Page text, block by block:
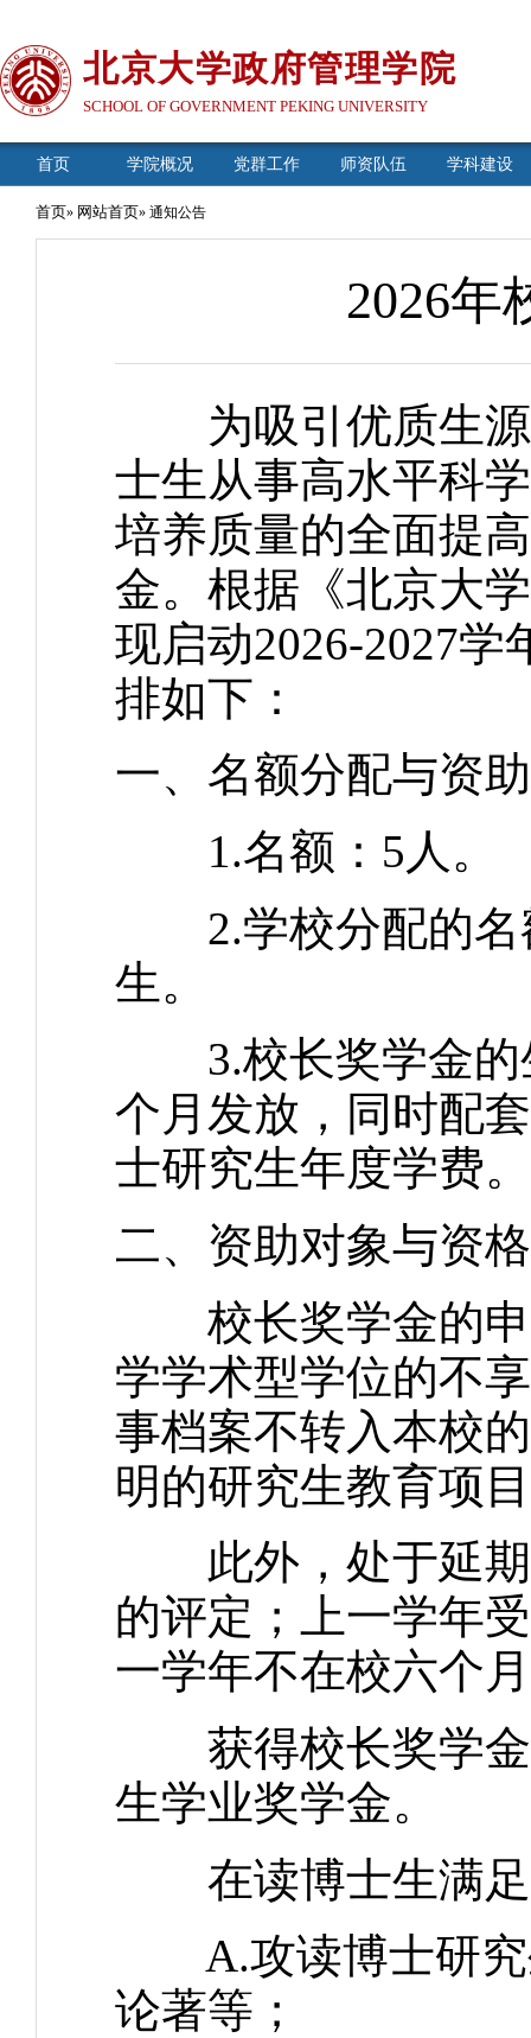
北京大学政府管理学院
SCHOOL OF GOVERNMENT PEKING UNIVERSITY
首页 学院概况 党群工作 师资队伍 学科建设
首页» 网站首页» 通知公告
2026年
为吸引优质生源
士生从事高水平科
培养质量的全面提
金。根据《北京大
现启动2026-2027
排如下：
一、名额分配与资
1.名额：5人。
2.学校分配的名
生。
3.校长奖学金的
个月发放，同时配
士研究生年度学
二、资助对象与资格
校长奖学金的申
学学术型学位的不
事档案不转入本校
明的研究生教育项
此外，处于延期
的评定；上一学年
一学年不在校六个
获得校长奖学金
生学业奖学金。
在读博士生满足
A.攻读博士研究
论著等；